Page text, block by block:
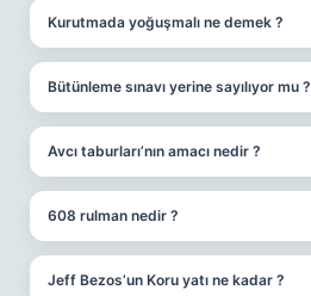
Kurutmada yoğuşmalı ne demek ?
Bütünleme sınavı yerine sayılıyor mu ?
Avcı taburları’nın amacı nedir ?
608 rulman nedir ?
Jeff Bezos’un Koru yatı ne kadar ?